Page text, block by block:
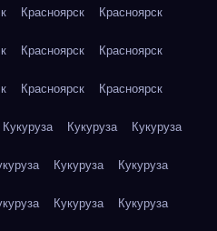
Красноярск Красноярск
Красноярск Красноярск
Красноярск Красноярск
Кукуруза Кукуруза Кукуруза
Кукуруза Кукуруза
Кукуруза Кукуруза